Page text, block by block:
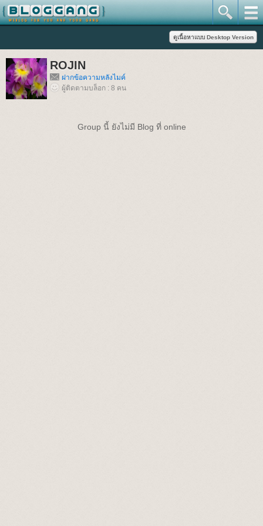
ROJIN
ฝากข้อความหลังไมค์
ผู้ติดตามบล็อก : 8 คน
Group นี้ ยังไม่มี Blog ที่ online